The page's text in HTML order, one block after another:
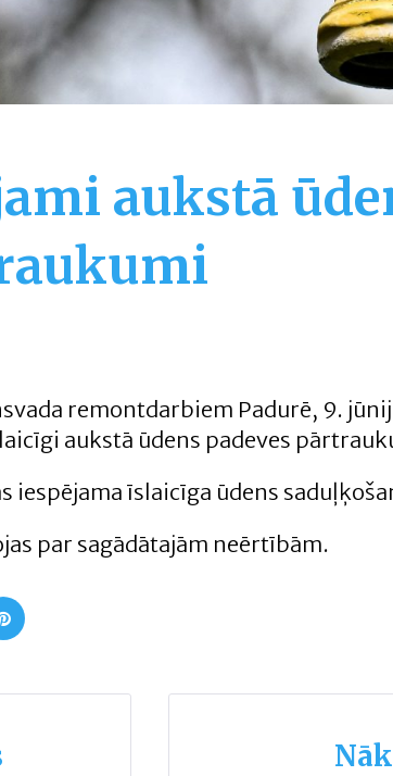
aukstā
remontdarbiem Padurē, 9.
aukstā ūdens padeves
iespējama īslaicīga ūdens
par sagādātajām neērtībām.
Pinterest